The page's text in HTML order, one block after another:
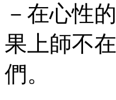
－在心性
果上師不
們。